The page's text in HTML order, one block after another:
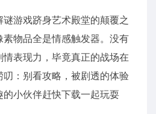
谜游戏跻身艺术殿堂的颠覆之
物品全是情感触发器。没有
表现力，毕竟真正的战场在
：别看攻略，被剧透的体验
小伙伴赶快下载一起玩耍